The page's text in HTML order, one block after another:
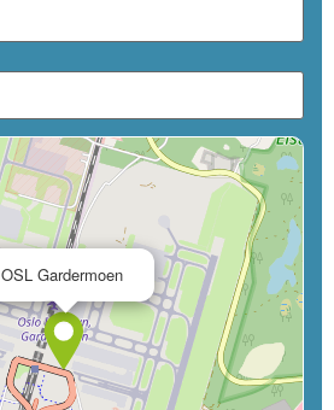
OSL Gardermoen